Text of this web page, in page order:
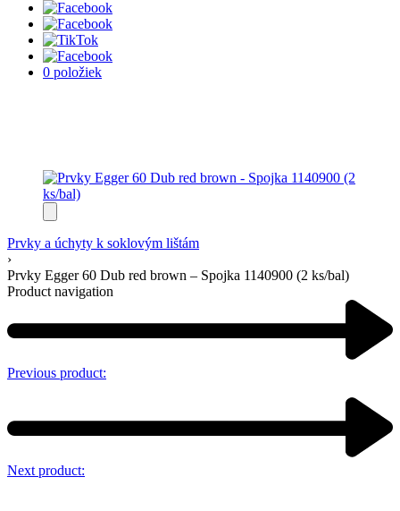
0 položiek
Prvky a úchyty k soklovým lištám
›
Prvky Egger 60 Dub red brown – Spojka 1140900 (2 ks/bal)
Product navigation
Previous product:
Next product: